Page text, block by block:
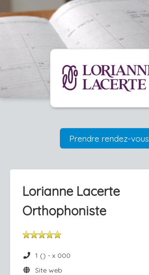
Prendre rendez-vous
Lorianne Lacerte
Orthophoniste
1 () - x 000
Site web